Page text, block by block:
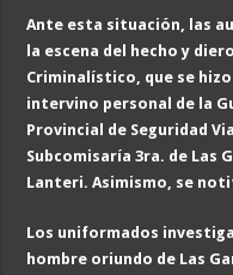
Ante esta situación, las
la escena del hecho y
Criminalístico, que se
intervino personal de la
Provincial de Seguridad
Subcomisaría 3ra. de Las
Lanteri. Asimismo, se
Los uniformados
hombre oriundo de Las